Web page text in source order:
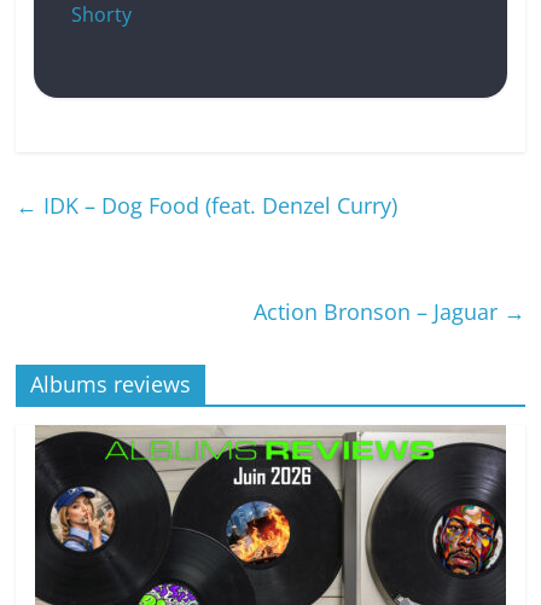
Shorty
← IDK – Dog Food (feat. Denzel Curry)
Action Bronson – Jaguar →
Albums reviews